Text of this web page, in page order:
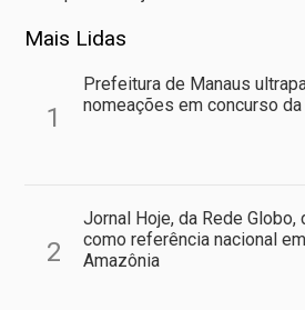
Mais Lidas
1
Prefeitura de Manaus
nomeações em concurso
2
Jornal Hoje, da Rede
como referência nacional
Amazônia